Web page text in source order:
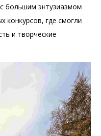
большим энтузиазмом
конкурсов, где смогли
и творческие